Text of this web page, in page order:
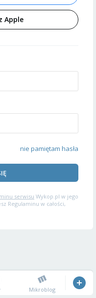
Apple
nie pamiętam hasła
serwisu Wykop.pl w jego
Regulaminu w całości,
Mikroblog